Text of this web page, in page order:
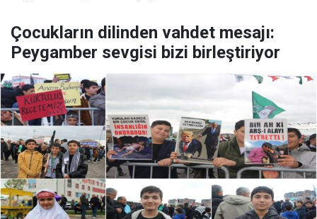
Çocukların dilinden vahdet mesajı:
Peygamber sevgisi bizi birleştiriyor